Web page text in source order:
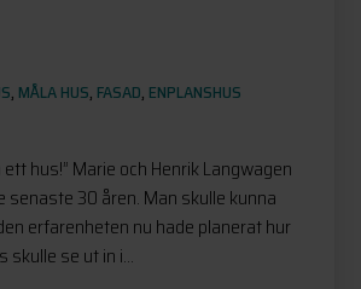
, MÅLA HUS, FASAD, ENPLANSHUS
hus!” Marie och Henrik Langwagen
senaste 30 åren. Man skulle kunna
erfarenheten nu hade planerat hur
skulle se ut in i...